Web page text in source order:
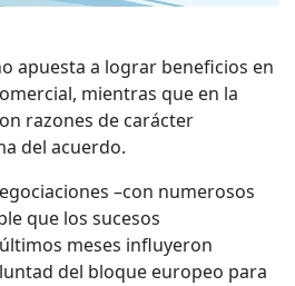
apuesta a lograr beneficios en
mientras que en la
razones de carácter
del acuerdo.
–con numerosos
que los sucesos
meses influyeron
del bloque europeo para